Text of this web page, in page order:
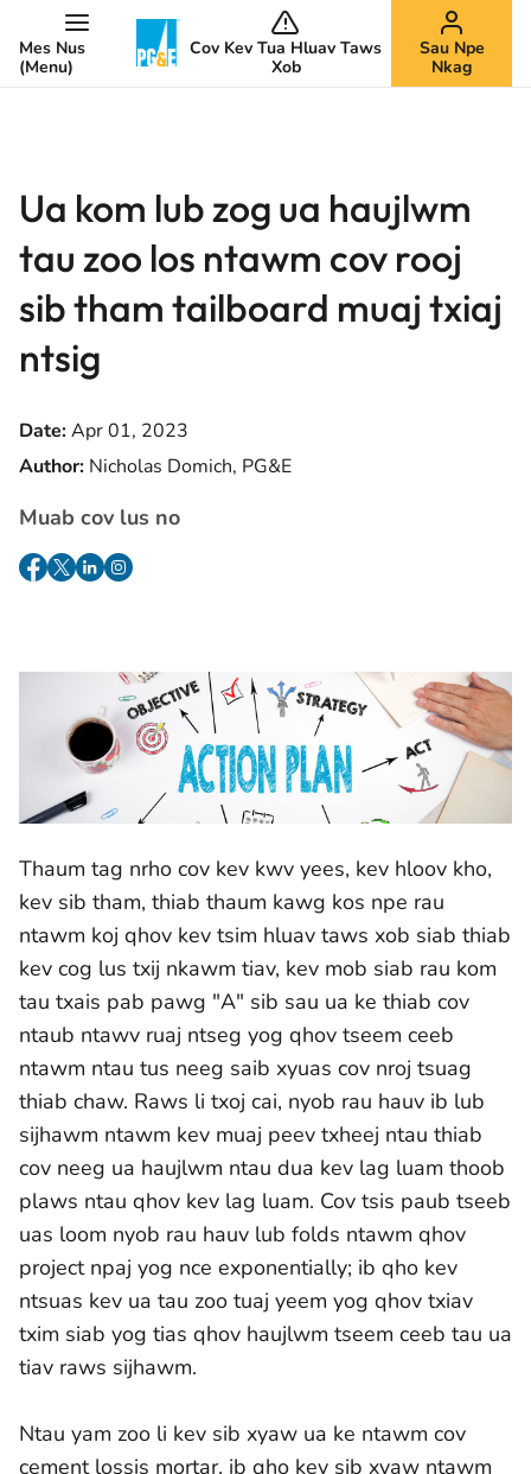
Mes Nus
(Menu)
Cov Kev Tua Hluav Taws
Xob
Sau Npe
Nkag
Ua kom lub zog ua haujlwm
tau zoo los ntawm cov rooj
sib tham tailboard muaj txiaj
ntsig
Date:Apr 01, 2023
Author: Nicholas Domich, PG&E
Muab cov lus no
Thaum tag nrho cov kev kwv yees, kev hloov kho,
kev sib tham, thiab thaum kawg kos npe rau
ntawm koj qhov kev tsim hluav taws xob siab thiab
kev cog lus txij nkawm tiav, kev mob siab rau kom
tau txais pab pawg "A" sib sau ua ke thiab cov
ntaub ntawv ruaj ntseg yog qhov tseem ceeb
ntawm ntau tus neeg saib xyuas cov nroj tsuag
thiab chaw. Raws li txoj cai, nyob rau hauv ib lub
sijhawm ntawm kev muaj peev txheej ntau thiab
cov neeg ua haujlwm ntau dua kev lag luam thoob
plaws ntau qhov kev lag luam. Cov tsis paub tseeb
uas loom nyob rau hauv lub folds ntawm qhov
project npaj yog nce exponentially; ib qho kev
ntsuas kev ua tau zoo tuaj yeem yog qhov txiav
txim siab yog tias qhov haujlwm tseem ceeb tau ua
tiav raws sijhawm.
Ntau yam zoo li kev sib xyaw ua ke ntawm cov
cement lossis mortar, ib qho kev sib xyaw ntawm